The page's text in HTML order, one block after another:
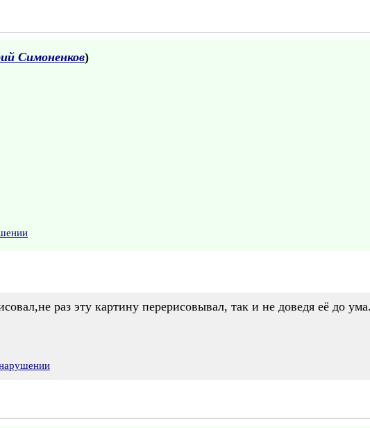
Симоненков)
раз эту картину перерисовывал, так и не доведя её до ума.